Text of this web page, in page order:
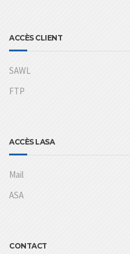
ACCÈS CLIENT
SAWL
FTP
ACCÈS LASA
Mail
ASA
CONTACT